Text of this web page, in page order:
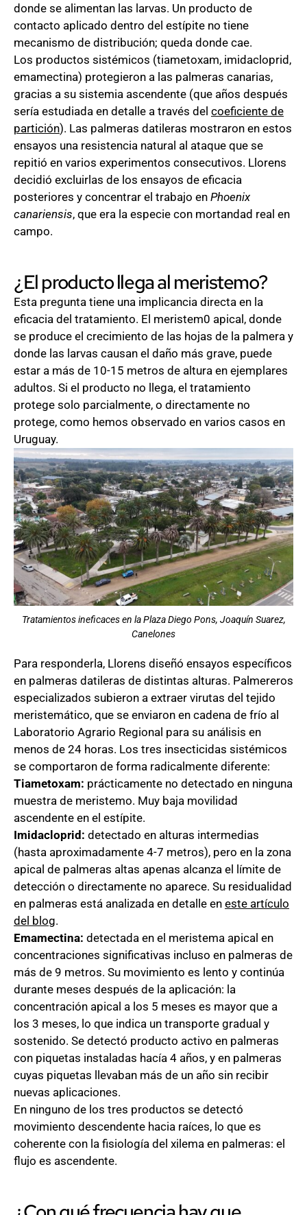
donde se alimentan las larvas. Un producto de
contacto aplicado dentro del estípite no tiene
mecanismo de distribución; queda donde cae.
Los productos sistémicos (tiametoxam, imidacloprid,
emamectina) protegieron a las palmeras canarias,
gracias a su sistemia ascendente (que años después
sería estudiada en detalle a través del coeficiente de
partición). Las palmeras datileras mostraron en estos
ensayos una resistencia natural al ataque que se
repitió en varios experimentos consecutivos. Llorens
decidió excluirlas de los ensayos de eficacia
posteriores y concentrar el trabajo en Phoenix
canariensis, que era la especie con mortandad real en
campo.
¿El producto llega al meristemo?
Esta pregunta tiene una implicancia directa en la
eficacia del tratamiento. El meristem0 apical, donde
se produce el crecimiento de las hojas de la palmera y
donde las larvas causan el daño más grave, puede
estar a más de 10-15 metros de altura en ejemplares
adultos. Si el producto no llega, el tratamiento
protege solo parcialmente, o directamente no
protege, como hemos observado en varios casos en
Uruguay.
Tratamientos ineficaces en la Plaza Diego Pons, Joaquín Suarez,
Canelones
Para responderla, Llorens diseñó ensayos específicos
en palmeras datileras de distintas alturas. Palmereros
especializados subieron a extraer virutas del tejido
meristemático, que se enviaron en cadena de frío al
Laboratorio Agrario Regional para su análisis en
menos de 24 horas. Los tres insecticidas sistémicos
se comportaron de forma radicalmente diferente:
Tiametoxam: prácticamente no detectado en ninguna
muestra de meristemo. Muy baja movilidad
ascendente en el estípite.
Imidacloprid: detectado en alturas intermedias
(hasta aproximadamente 4-7 metros), pero en la zona
apical de palmeras altas apenas alcanza el límite de
detección o directamente no aparece. Su residualidad
en palmeras está analizada en detalle en este artículo
del blog.
Emamectina: detectada en el meristema apical en
concentraciones significativas incluso en palmeras de
más de 9 metros. Su movimiento es lento y continúa
durante meses después de la aplicación: la
concentración apical a los 5 meses es mayor que a
los 3 meses, lo que indica un transporte gradual y
sostenido. Se detectó producto activo en palmeras
con piquetas instaladas hacía 4 años, y en palmeras
cuyas piquetas llevaban más de un año sin recibir
nuevas aplicaciones.
En ninguno de los tres productos se detectó
movimiento descendente hacia raíces, lo que es
coherente con la fisiología del xilema en palmeras: el
flujo es ascendente.